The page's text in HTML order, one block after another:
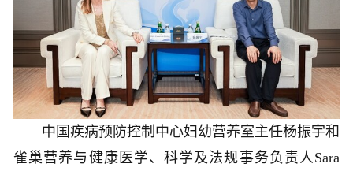
中国疾病预防控制中心妇幼营养室主任杨振宇和
雀巢营养与健康医学、科学及法规事务负责人Sara